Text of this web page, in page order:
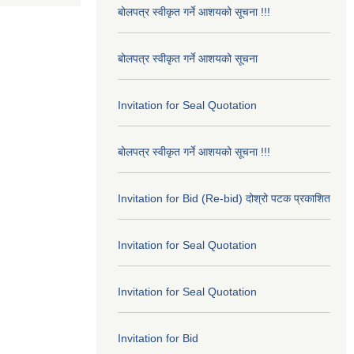
बोलपत्र स्वीकृत गर्ने आशयको सूचना !!!
बोलपत्र स्वीकृत गर्ने आशयको सूचना
Invitation for Seal Quotation
बोलपत्र स्वीकृत गर्ने आशयको सूचना !!!
Invitation for Bid (Re-bid) दोश्रो पटक प्रकाशित
Invitation for Seal Quotation
Invitation for Seal Quotation
Invitation for Bid